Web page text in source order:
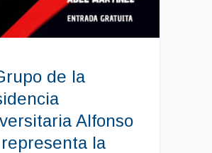
de la
Alfonso
la